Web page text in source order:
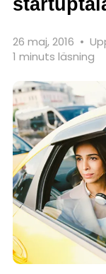
26 maj, 2016 •
1 minuts läsning